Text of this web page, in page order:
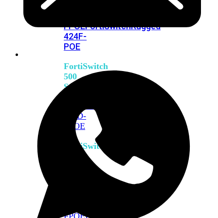
FPOEFortiSwitchRugged
424F-
POE
FortiSwitch
500
Series
548D-
FPOE
FortiSwitch
FPOEFortiSwitch